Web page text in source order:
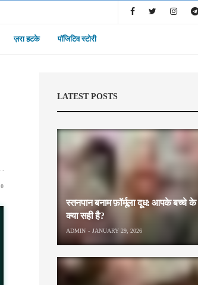
ज़रा हटके पॉजिटिव स्टोरी
0
LATEST POSTS
स्तनपान बनाम फ़ॉर्मूला दूध: आपके बच्चे के
क्या सही है?
ADMIN JANUARY 29, 2026